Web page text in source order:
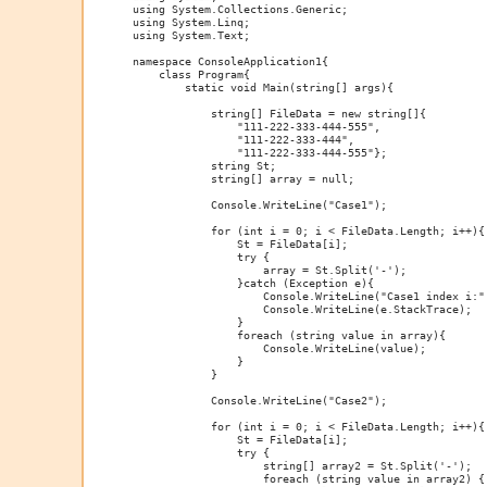
using System.Collections.Generic;
using System.Linq;
using System.Text;
namespace ConsoleApplication1{
    class Program{
        static void Main(string[] args){
            string[] FileData = new string[]{
                "111-222-333-444-555",
                "111-222-333-444",
                "111-222-333-444-555"};
            string St;
            string[] array = null;
            Console.WriteLine("Case1");
            for (int i = 0; i < FileData.Length; i++){
                St = FileData[i];
                try {
                    array = St.Split('-');
                }catch (Exception e){
Console.WriteLine("Case1 index
                    Console.WriteLine(e.StackTrace);
                }
                foreach (string value in array){
                    Console.WriteLine(value);
                }
            }
            Console.WriteLine("Case2");
            for (int i = 0; i < FileData.Length; i++){
                St = FileData[i];
                try {
                    string[] array2 = St.Split('-');
                    foreach (string value in array2) {